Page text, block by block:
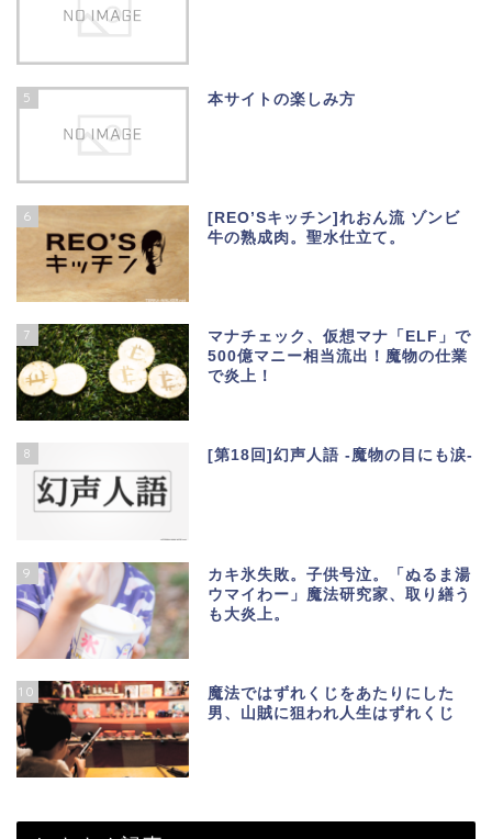
5 本サイトの楽しみ方
6
[REO’Sキッチン]れおん流 ゾンビ
牛の熟成肉。聖水仕立て。
7
マナチェック、仮想マナ「ELF」で
500億マニー相当流出！魔物の仕業
で炎上！
8 [第18回]幻声人語 -魔物の目にも涙-
9
カキ氷失敗。子供号泣。「ぬるま湯
ウマイわー」魔法研究家、取り繕う
も大炎上。
10
魔法ではずれくじをあたりにした
男、山賊に狙われ人生はずれくじ